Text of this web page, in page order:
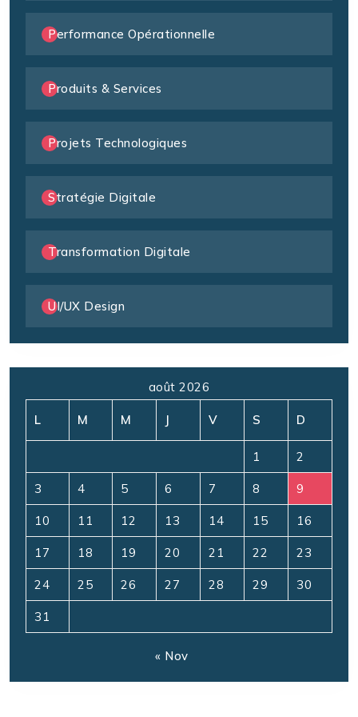
Performance Opérationnelle
Produits & Services
Projets Technologiques
Stratégie Digitale
Transformation Digitale
UI/UX Design
août 2026
L M M J V S D
1 2
3 4 5 6 7 8 9
10 11 12 13 14 15 16
17 18 19 20 21 22 23
24 25 26 27 28 29 30
31
« Nov